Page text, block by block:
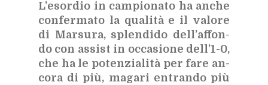
L’e­sor­dio in cam­pio­na­to ha an­che
con­fer­ma­to la qua­li­tà e il va­lo­re
di Mar­su­ra, splen­di­do del­l’af­fon­
do con as­si­st in oc­ca­sio­ne del­l’1-0,
che ha le po­ten­zia­li­tà per fare an­
co­ra di più, ma­ga­ri en­tran­do più